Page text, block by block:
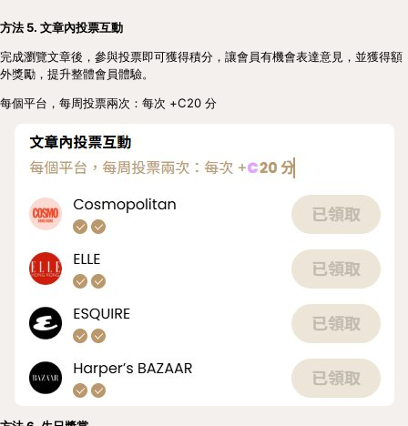
方法 5. 文章內投票互動
完成瀏覽文章後，參與投票即可獲得積分，讓會員有機會表達意見，並獲得額
外獎勵，提升整體會員體驗。
每個平台，每周投票兩次：每次 +C20 分